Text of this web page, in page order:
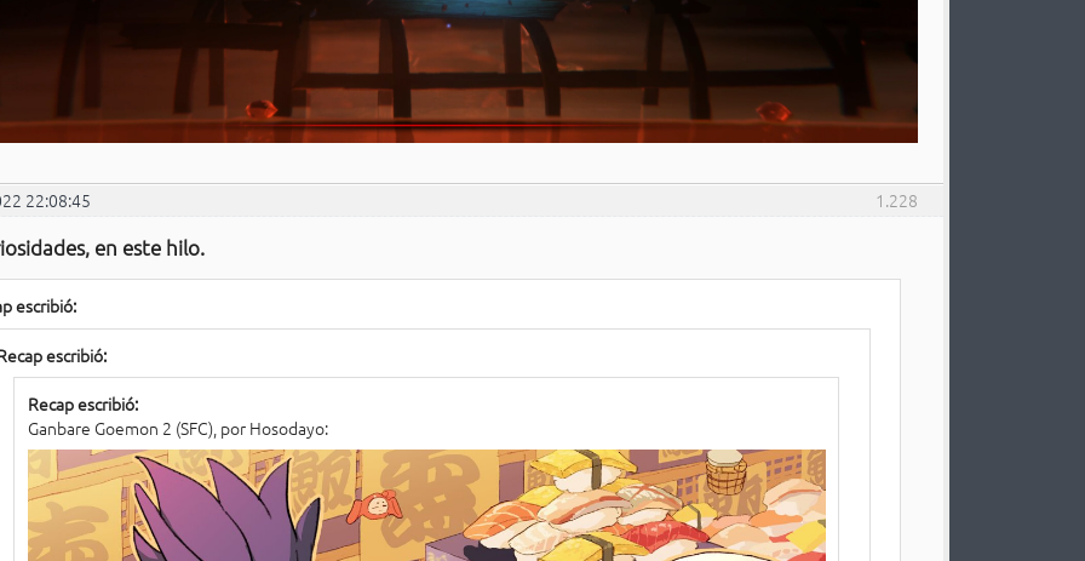
1.228
22:08:45
en este hilo.
escribió:
escribió:
Recap escribió:
Ganbare Goemon 2 (SFC), por Hosodayo: